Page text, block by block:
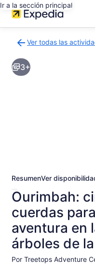
Ir a la sección principal
Ver todas las
a
la
página
3+
ResumenVer
Ourimbah:
cuerdas
aventura en
árboles de
Por Treetops Adventure